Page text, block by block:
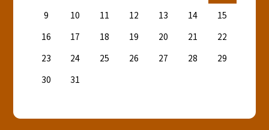
9
10 11 12 13 14
15
16
17 18 19 20 21
22
23
24 25 26 27 28
29
30
31